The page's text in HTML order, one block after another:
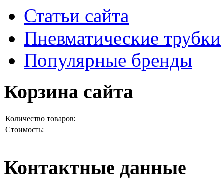
Статьи сайта
Пневматические трубки
Популярные бренды
Корзина сайта
Количество товаров:
Стоимость:
Контактные данные